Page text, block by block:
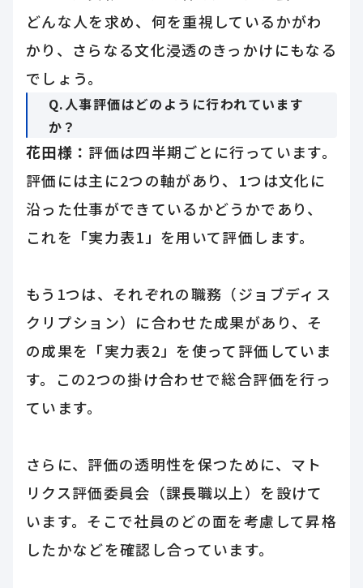
どんな人を求め、何を重視しているかがわ
かり、さらなる文化浸透のきっかけにもなる
でしょう。
Q.人事評価はどのように行われています
か？
花田様： 評価は四半期ごとに行っています。
評価には主に2つの軸があり、1つは文化に
沿った仕事ができているかどうかであり、
これを「実力表1」を用いて評価します。
もう1つは、それぞれの職務（ジョブディス
クリプション）に合わせた成果があり、そ
の成果を「実力表2」を使って評価していま
す。この2つの掛け合わせで総合評価を行っ
ています。
さらに、評価の透明性を保つために、マト
リクス評価委員会（課長職以上）を設けて
います。そこで社員のどの面を考慮して昇格
したかなどを確認し合っています。